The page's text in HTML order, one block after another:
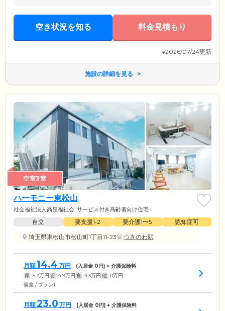
空き状況を知る 料金見積もり
※2026/07/24更新
施設の詳細を見る
空室3室
ハーモニー東松山
社会福祉法人高嶺福祉会 サービス付き高齢者向け住宅
自立 要支援1•2 要介護1〜5
認知症可
埼玉県東松山市松山町1丁目11-23
つきのわ駅
月額14.4 万円 (入居金 0円) + 介護保険料
家 5.2万円 管 4.9万円 食 4.3万円 他 0万円
個室 / プラン1
月額23.0 万円 (入居金 0円) + 介護保険料